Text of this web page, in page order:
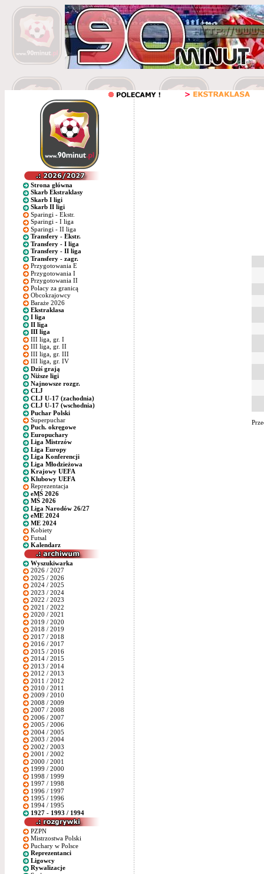
Strona główna
Skarb Ekstraklasy
Skarb I ligi
Skarb II ligi
Sparingi - Ekstr.
Sparingi - I liga
Sparingi - II liga
Transfery - Ekstr.
Transfery - I liga
Transfery - II liga
Transfery - zagr.
Przygotowania E
Przygotowania I
Przygotowania II
Polacy za granicą
Obcokrajowcy
Baraże 2026
Ekstraklasa
I liga
II liga
III liga
III liga, gr. I
III liga, gr. II
III liga, gr. III
III liga, gr. IV
Dziś grają
Niższe ligi
Najnowsze rozgr.
CLJ
CLJ U-17 (zachodnia)
CLJ U-17 (wschodnia)
Puchar Polski
Superpuchar
Puch. okręgowe
Europuchary
Liga Mistrzów
Liga Europy
Liga Konferencji
Liga Młodzieżowa
Krajowy UEFA
Klubowy UEFA
Reprezentacja
eMŚ 2026
MŚ 2026
Liga Narodów 26/27
eME 2024
ME 2024
Kobiety
Futsal
Kalendarz
Wyszukiwarka
2026 / 2027
2025 / 2026
2024 / 2025
2023 / 2024
2022 / 2023
2021 / 2022
2020 / 2021
2019 / 2020
2018 / 2019
2017 / 2018
2016 / 2017
2015 / 2016
2014 / 2015
2013 / 2014
2012 / 2013
2011 / 2012
2010 / 2011
2009 / 2010
2008 / 2009
2007 / 2008
2006 / 2007
2005 / 2006
2004 / 2005
2003 / 2004
2002 / 2003
2001 / 2002
2000 / 2001
1999 / 2000
1998 / 1999
1997 / 1998
1996 / 1997
1995 / 1996
1994 / 1995
1927 - 1993 / 1994
PZPN
Mistrzostwa Polski
Puchary w Polsce
Reprezentanci
Ligowcy
Rywalizacje